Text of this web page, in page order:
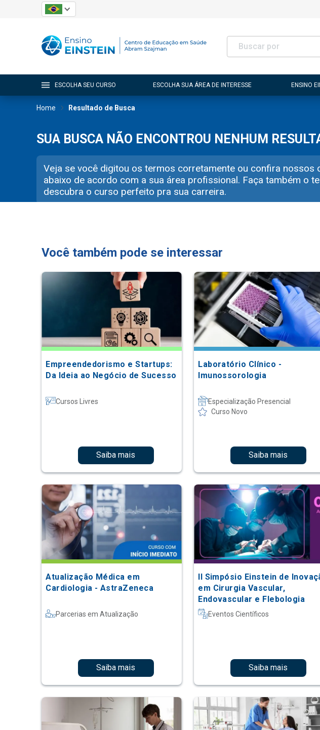
ESCOLHA SEU CURSO ESCOLHA SUA ÁREA DE INTERESSE ENSINO
Home Resultado de Busca
SUA BUSCA NÃO ENCONTROU NENHUM
Veja se você digitou os termos corretamente ou confira nossos
abaixo de acordo com a sua área profissional. Faça também o
descubra o curso perfeito pra sua carreira.
Você também pode se interessar
Empreendedorismo e Startups:
Da Ideia ao Negócio de Sucesso
Cursos Livres
Saiba mais
Laboratório Clínico -
Imunossorologia
Especialização Presencial
Curso Novo
Saiba mais
Atualização Médica em
Cardiologia - AstraZeneca
Parcerias em Atualização
Saiba mais
II Simpósio Einstein de
em Cirurgia Vascular,
Endovascular e Flebologia
Eventos Científicos
Saiba mais